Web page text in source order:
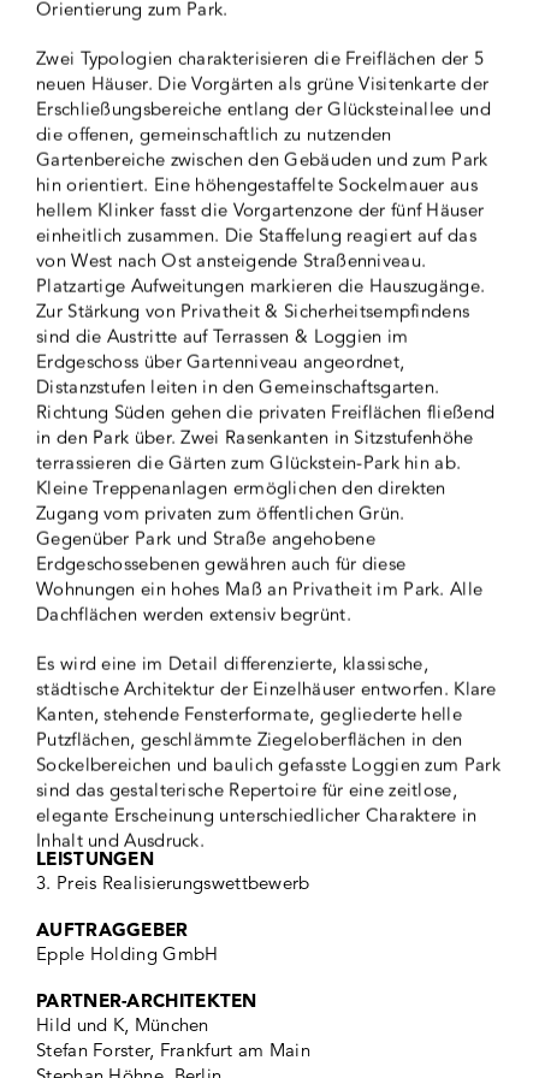
Orientierung zum Park.
Zwei Typologien charakterisieren die Freiflächen der 5
neuen Häuser. Die Vorgärten als grüne Visitenkarte der
Erschließungsbereiche entlang der Glücksteinallee und
die offenen, gemeinschaftlich zu nutzenden
Gartenbereiche zwischen den Gebäuden und zum Park
hin orientiert. Eine höhengestaffelte Sockelmauer aus
hellem Klinker fasst die Vorgartenzone der fünf Häuser
einheitlich zusammen. Die Staffelung reagiert auf das
von West nach Ost ansteigende Straßenniveau.
Platzartige Aufweitungen markieren die Hauszugänge.
Zur Stärkung von Privatheit & Sicherheitsempfindens
sind die Austritte auf Terrassen & Loggien im
Erdgeschoss über Gartenniveau angeordnet,
Distanzstufen leiten in den Gemeinschaftsgarten.
Richtung Süden gehen die privaten Freiflächen fließend
in den Park über. Zwei Rasenkanten in Sitzstufenhöhe
terrassieren die Gärten zum Glückstein-Park hin ab.
Kleine Treppenanlagen ermöglichen den direkten
Zugang vom privaten zum öffentlichen Grün.
Gegenüber Park und Straße angehobene
Erdgeschossebenen gewähren auch für diese
Wohnungen ein hohes Maß an Privatheit im Park. Alle
Dachflächen werden extensiv begrünt.
Es wird eine im Detail differenzierte, klassische,
städtische Architektur der Einzelhäuser entworfen. Klare
Kanten, stehende Fensterformate, gegliederte helle
Putzflächen, geschlämmte Ziegeloberflächen in den
Sockelbereichen und baulich gefasste Loggien zum Park
sind das gestalterische Repertoire für eine zeitlose,
elegante Erscheinung unterschiedlicher Charaktere in
Inhalt und Ausdruck.
LEISTUNGEN
3. Preis Realisierungswettbewerb
AUFTRAGGEBER
Epple Holding GmbH
PARTNER-ARCHITEKTEN
Hild und K, München
Stefan Forster, Frankfurt am Main